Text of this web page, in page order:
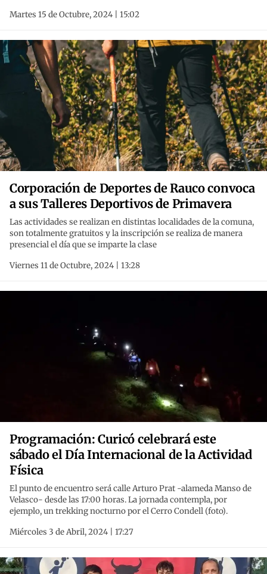
Martes 15 de Octubre, 2024 | 15:02
Corporación de Deportes de Rauco convoca
a sus Talleres Deportivos de Primavera
Las actividades se realizan en distintas localidades de la comuna,
son totalmente gratuitos y la inscripción se realiza de manera
presencial el día que se imparte la clase
Viernes 11 de Octubre, 2024 | 13:28
Programación: Curicó celebrará este
sábado el Día Internacional de la Actividad
Física
El punto de encuentro será calle Arturo Prat -alameda Manso de
Velasco- desde las 17:00 horas. La jornada contempla, por
ejemplo, un trekking nocturno por el Cerro Condell (foto).
Miércoles 3 de Abril, 2024 | 17:27